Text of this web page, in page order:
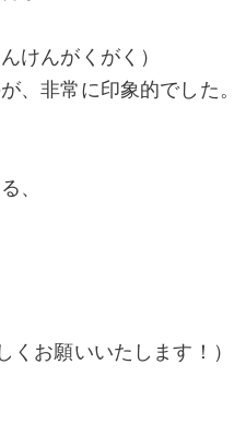
けんがくがく）
、非常に印象的でした。
、
くお願いいたします！）